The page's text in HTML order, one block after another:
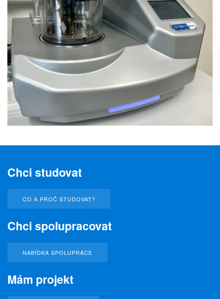
Chci studovat
CO A PROČ STUDOVAT?
Chci spolupracovat
NABÍDKA SPOLUPRÁCE
Mám projekt